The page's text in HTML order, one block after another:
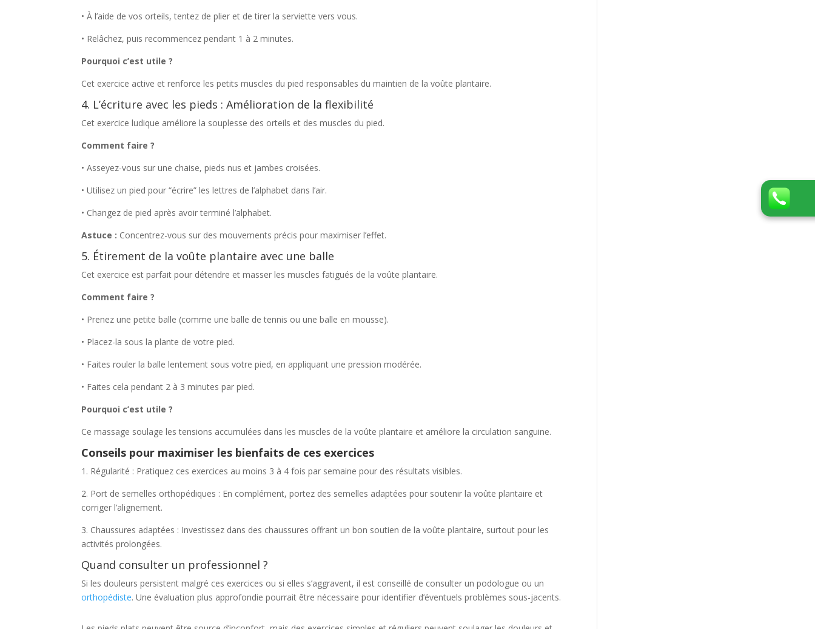
• À l’aide de vos orteils, tentez de plier et de tirer la serviette vers vous.
• Relâchez, puis recommencez pendant 1 à 2 minutes.
Pourquoi c’est utile ?
Cet exercice active et renforce les petits muscles du pied responsables du maintien de la voûte plantaire.
4. L’écriture avec les pieds : Amélioration de la flexibilité
Cet exercice ludique améliore la souplesse des orteils et des muscles du pied.
Comment faire ?
• Asseyez-vous sur une chaise, pieds nus et jambes croisées.
• Utilisez un pied pour “écrire” les lettres de l’alphabet dans l’air.
• Changez de pied après avoir terminé l’alphabet.
Astuce : Concentrez-vous sur des mouvements précis pour maximiser l’effet.
5. Étirement de la voûte plantaire avec une balle
Cet exercice est parfait pour détendre et masser les muscles fatigués de la voûte plantaire.
Comment faire ?
• Prenez une petite balle (comme une balle de tennis ou une balle en mousse).
• Placez-la sous la plante de votre pied.
• Faites rouler la balle lentement sous votre pied, en appliquant une pression modérée.
• Faites cela pendant 2 à 3 minutes par pied.
Pourquoi c’est utile ?
Ce massage soulage les tensions accumulées dans les muscles de la voûte plantaire et améliore la circulation sanguine.
Conseils pour maximiser les bienfaits de ces exercices
1. Régularité : Pratiquez ces exercices au moins 3 à 4 fois par semaine pour des résultats visibles.
2. Port de semelles orthopédiques : En complément, portez des semelles adaptées pour soutenir la voûte plantaire et
corriger l’alignement.
3. Chaussures adaptées : Investissez dans des chaussures offrant un bon soutien de la voûte plantaire, surtout pour les
activités prolongées.
Quand consulter un professionnel ?
Si les douleurs persistent malgré ces exercices ou si elles s’aggravent, il est conseillé de consulter un podologue ou un
orthopédiste. Une évaluation plus approfondie pourrait être nécessaire pour identifier d’éventuels problèmes sous-jacents.